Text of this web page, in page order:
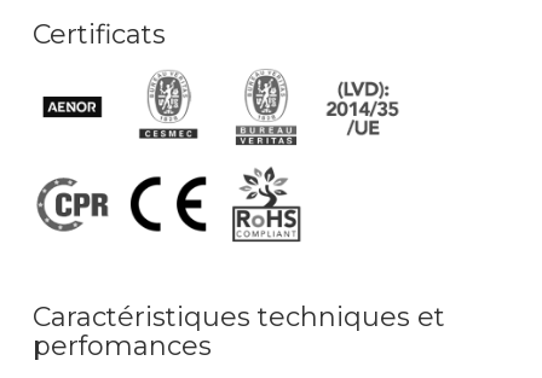
Certificats
Caractéristiques techniques et
perfomances